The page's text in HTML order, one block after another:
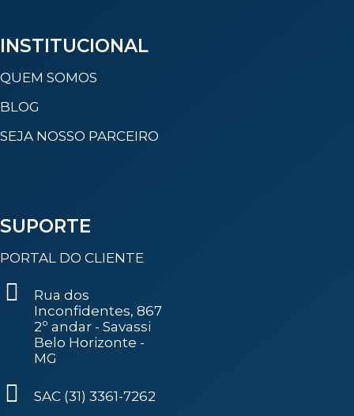
INSTITUCIONAL
QUEM SOMOS
BLOG
SEJA NOSSO PARCEIRO
SUPORTE
PORTAL DO CLIENTE
Rua dos
Inconfidentes, 867
2º andar - Savassi
Belo Horizonte -
MG
SAC (31) 3361-7262